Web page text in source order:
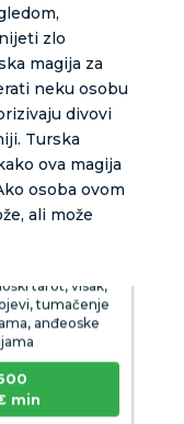
zlo
magija za
neku osobu
divovi
Turska
ova magija
osoba ovom
ali može
tumačenje
anđeoske
min